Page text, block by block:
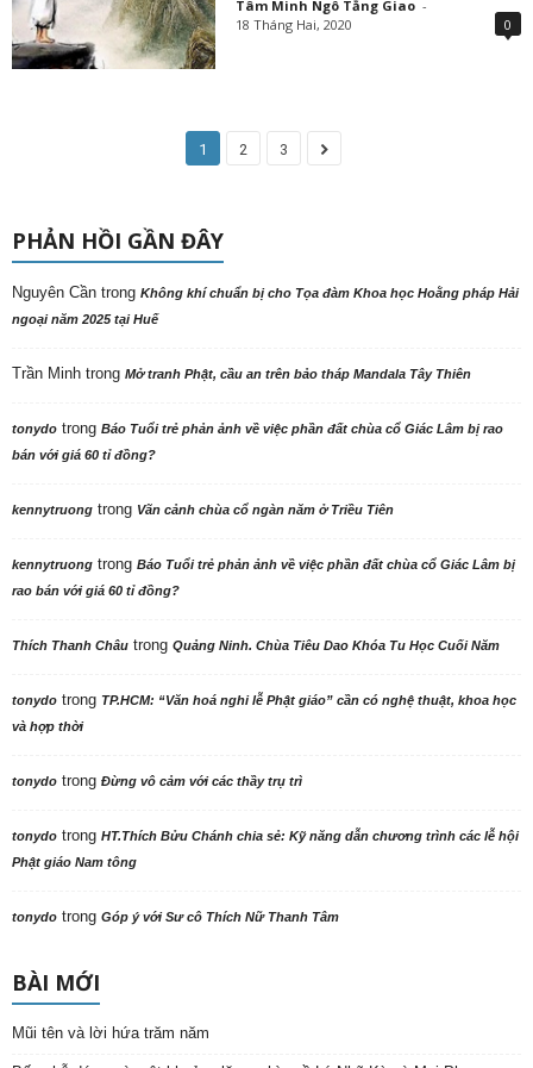
Tâm Minh Ngô Tằng Giao -
18 Tháng Hai, 2020
0
1 2 3
PHẢN HỒI GẦN ĐÂY
Nguyên Cần trong Không khí chuẩn bị cho Tọa đàm Khoa học Hoằng pháp Hải
ngoại năm 2025 tại Huế
Trần Minh trong Mở tranh Phật, cầu an trên bảo tháp Mandala Tây Thiên
tonydo trong Báo Tuổi trẻ phản ảnh về việc phần đất chùa cổ Giác Lâm bị rao
bán với giá 60 tỉ đồng?
kennytruong trong Vãn cảnh chùa cổ ngàn năm ở Triều Tiên
kennytruong trong Báo Tuổi trẻ phản ảnh về việc phần đất chùa cổ Giác Lâm bị
rao bán với giá 60 tỉ đồng?
Thích Thanh Châu trong Quảng Ninh. Chùa Tiêu Dao Khóa Tu Học Cuối Năm
tonydo trong TP.HCM: “Văn hoá nghi lễ Phật giáo” cần có nghệ thuật, khoa học
và hợp thời
tonydo trong Đừng vô cảm với các thầy trụ trì
tonydo trong HT.Thích Bửu Chánh chia sẻ: Kỹ năng dẫn chương trình các lễ hội
Phật giáo Nam tông
tonydo trong Góp ý với Sư cô Thích Nữ Thanh Tâm
BÀI MỚI
Mũi tên và lời hứa trăm năm